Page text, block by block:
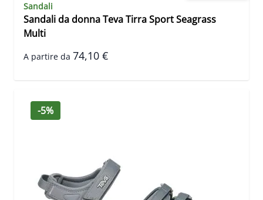
Sandali
Sandali da donna Teva Tirra Sport Seagrass
Multi
A partire da 74,10 €
-5%